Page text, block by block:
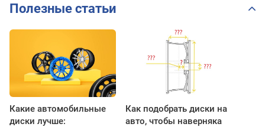
Полезные статьи
Какие автомобильные
диски лучше:
Как подобрать диски на
авто, чтобы наверняка